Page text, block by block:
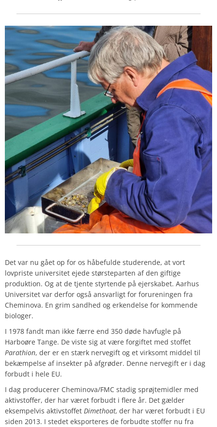
Det var nu gået op for os håbefulde studerende, at vort
lovpriste universitet ejede størsteparten af den giftige
produktion. Og at de tjente styrtende på ejerskabet. Aarhus
Universitet var derfor også ansvarligt for forureningen fra
Cheminova. En grim sandhed og erkendelse for kommende
biologer.
I 1978 fandt man ikke færre end 350 døde havfugle på
Harboøre Tange. De viste sig at være forgiftet med stoffet
Parathion, der er en stærk nervegift og et virksomt middel til
bekæmpelse af insekter på afgrøder. Denne nervegift er i dag
forbudt i hele EU.
I dag producerer Cheminova/FMC stadig sprøjtemidler med
aktivstoffer, der har været forbudt i flere år. Det gælder
eksempelvis aktivstoffet Dimethoat, der har været forbudt i EU
siden 2013. I stedet eksporteres de forbudte stoffer nu fra